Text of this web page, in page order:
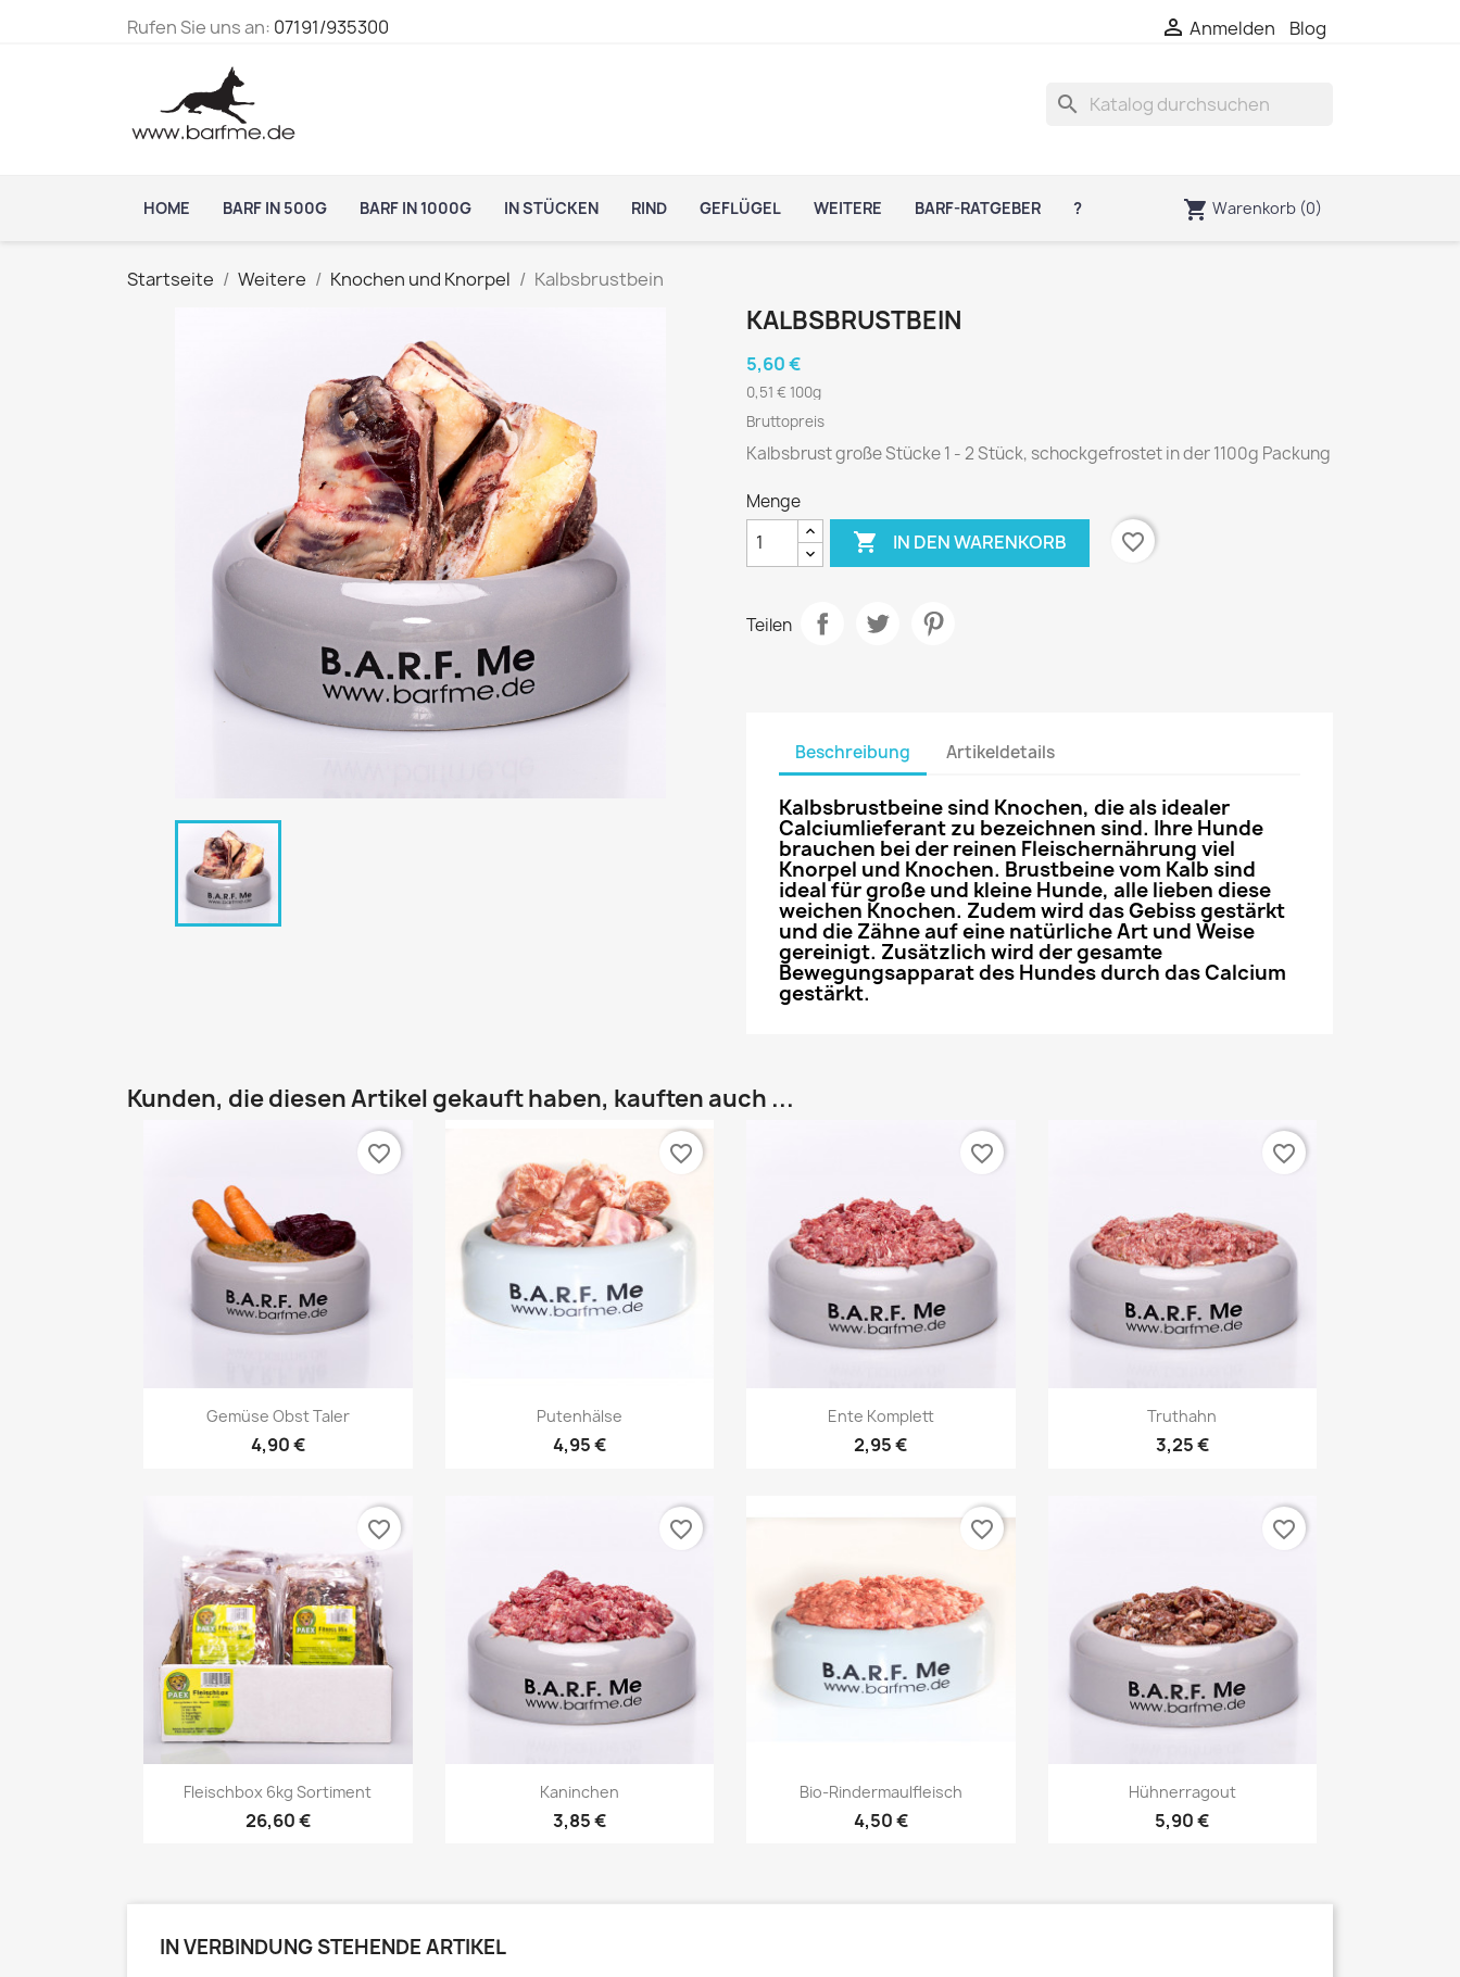
Rufen Sie uns an: 07191/935300  Anmelden Blog
search
HOME BARF IN 500G BARF IN 1000G IN STÜCKEN RIND GEFLÜGEL WEITERE BARF-RATGEBER ? shopping_cart Warenkorb (0)
Startseite Weitere Knochen und Knorpel Kalbsbrustbein
KALBSBRUSTBEIN
5,60 €
0,51 € 100g
Bruttopreis
Kalbsbrust große Stücke 1 - 2 Stück, schockgefrostet in der 1100g Packung
Menge
 IN DEN WARENKORB favorite_border
Teilen
Beschreibung Artikeldetails
Kalbsbrustbeine sind Knochen, die als idealer
Calciumlieferant zu bezeichnen sind. Ihre Hunde
brauchen bei der reinen Fleischernährung viel
Knorpel und Knochen. Brustbeine vom Kalb sind
ideal für große und kleine Hunde, alle lieben diese
weichen Knochen. Zudem wird das Gebiss gestärkt
und die Zähne auf eine natürliche Art und Weise
gereinigt. Zusätzlich wird der gesamte
Bewegungsapparat des Hundes durch dasCalcium
gestärkt.
Kunden, die diesen Artikel gekauft haben, kauften auch ...
Vorschau
Gemüse Obst Taler
4,90 €
favorite_border
Vorschau
Putenhälse
4,95 €
favorite_border
Vorschau
Ente Komplett
2,95 €
favorite_border
Vorschau
Truthahn
3,25 €
favorite_border
Vorschau
Fleischbox 6kg Sortiment
26,60 €
favorite_border
Vorschau
Kaninchen
3,85 €
favorite_border
Vorschau
Bio-Rindermaulfleisch
4,50 €
favorite_border
Vorschau
Hühnerragout
5,90 €
favorite_border
IN VERBINDUNG STEHENDE ARTIKEL